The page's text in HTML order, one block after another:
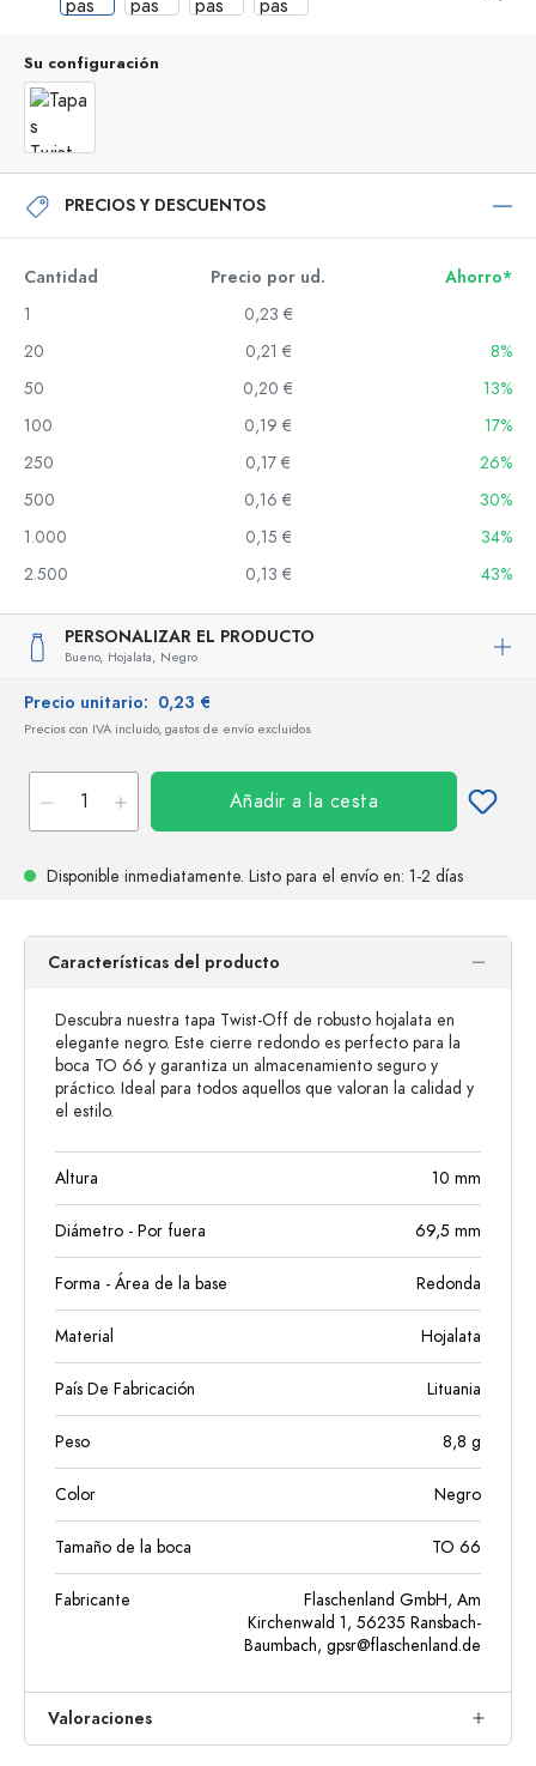
Su configuración
PRECIOS Y DESCUENTOS
Cantidad Precio por ud.
Ahorro*
1
0,23 €
20
0,21 €
8%
50
0,20 €
13%
100
0,19 €
17%
250
0,17 €
26%
500
0,16 €
30%
1.000
0,15 €
34%
2.500
0,13 € 43%
PERSONALIZAR EL PRODUCTO
Bueno, Hojalata, Negro
Precio unitario: 0,23 €
Precios con IVA incluido, gastos de envío excluidos
Añadir a la cesta
Disponible inmediatamente. Listo para el envío en: 1-2 días
Características del producto
Descubra nuestra tapa Twist-Off de robusto hojalata en
elegante negro. Este cierre redondo es perfecto para la
boca TO 66 y garantiza un almacenamiento seguro y
práctico. Ideal para todos aquellos que valoran la calidad y
el estilo.
Altura 10 mm
Diámetro - Por fuera 69,5 mm
Forma - Área de la base Redonda
Material Hojalata
País De Fabricación Lituania
Peso 8,8 g
Color Negro
Tamaño de la boca TO 66
Fabricante
Flaschenland GmbH, Am
Kirchenwald 1, 56235 Ransbach-
Baumbach, gpsr@flaschenland.de
Valoraciones